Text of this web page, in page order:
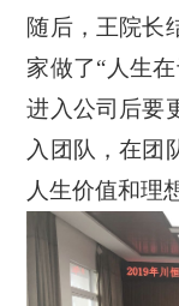
随后，王院长
家做了“人生
进入公司后要
入团队，在团
人生价值和理